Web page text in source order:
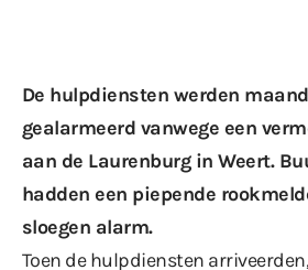
De hulpdiensten werden
gealarmeerd vanwege een
aan de Laurenburg in Weert.
hadden een piepende
sloegen alarm.
Toen de hulpdiensten